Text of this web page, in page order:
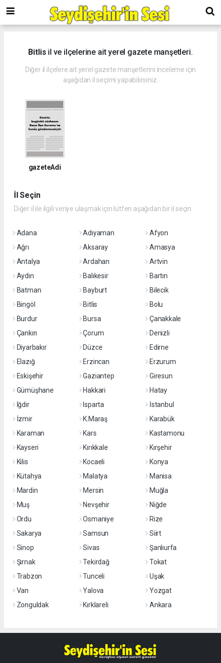
Bitlis il ve ilçelerine ait yerel gazete manşetleri.
Diğer il ilçelere ait yerel gazete manşetlerini inceleme için
aşağıdan il seçimi yapabilirsiniz.
gazeteAdi
İl Seçin
Diğer il ile ilgili veriye ulaşmak için lütfen aşağıdan bir il seçin
Adana Adıyaman
Afyon
Ağrı
Aksaray
Amasya
Antalya
Ardahan
Artvin
Aydın
Balıkesir
Bartın
Batman
Bayburt
Bilecik
Bingöl
Bitlis
Bolu
Burdur
Bursa
Çanakkale
Çankırı
Çorum
Denizli
Diyarbakır
Düzce
Edirne
Elazığ
Erzincan
Erzurum
Eskişehir
Gaziantep
Giresun
Gümüşhane
Hakkari
Hatay
Iğdır
Isparta
İstanbul
İzmir
K.Maraş
Karabük
Karaman
Kars
Kastamonu
Kayseri
Kırıkkale
Kırşehir
Kilis
Kocaeli
Konya
Kütahya
Malatya
Manisa
Mardin
Mersin
Muğla
Muş
Nevşehir
Niğde
Ordu
Osmaniye
Rize
Sakarya
Samsun
Siirt
Sinop
Sivas
Şanlıurfa
Şırnak
Tekirdağ
Tokat
Trabzon
Tunceli
Uşak
Van
Yalova
Yozgat
Zonguldak
Kırklareli Ankara